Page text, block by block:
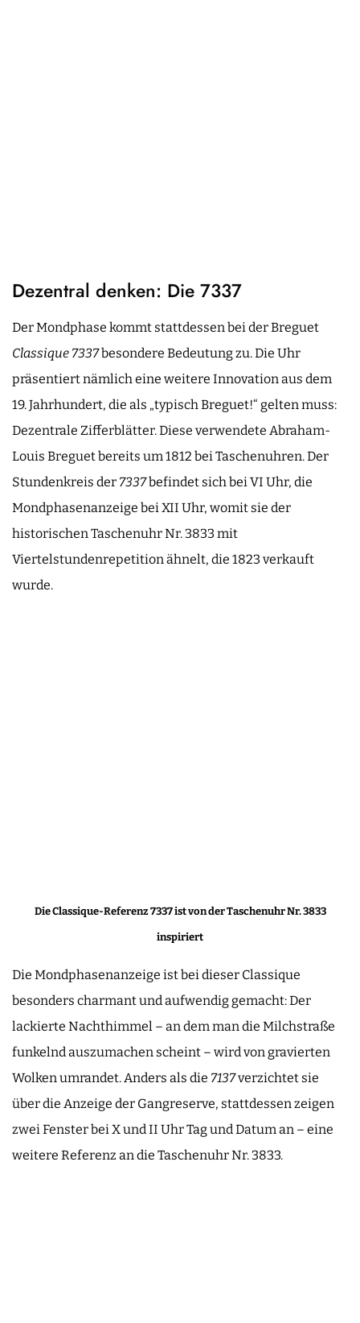
Dezentral denken: Die 7337
Der Mondphase kommt stattdessen bei der Breguet
Classique 7337besondere Bedeutung zu. Die Uhr
präsentiert nämlich eine weitere Innovation aus dem
19. Jahrhundert, die als „typisch Breguet!“ gelten muss:
Dezentrale Zifferblätter. Diese verwendete Abraham-
Louis Breguet bereits um 1812 bei Taschenuhren. Der
Stundenkreis der 7337befindet sich bei VI Uhr, die
Mondphasenanzeige bei XII Uhr, womit sie der
historischen Taschenuhr Nr. 3833 mit
Viertelstundenrepetition ähnelt, die 1823 verkauft
wurde.
Die Classique-Referenz 7337 ist von der Taschenuhr Nr. 3833
inspiriert
Die Mondphasenanzeige ist bei dieser Classique
besonders charmant und aufwendig gemacht: Der
lackierte Nachthimmel – an dem man die Milchstraße
funkelnd auszumachen scheint – wird von gravierten
Wolken umrandet. Anders als die 7137verzichtet sie
über die Anzeige der Gangreserve, stattdessen zeigen
zwei Fenster bei X und II Uhr Tag und Datum an – eine
weitere Referenz an die Taschenuhr Nr. 3833.